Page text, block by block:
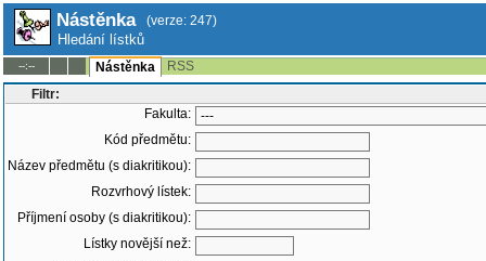
Nástěnka (verze: 247)
Hledání lístků
--:-- Nástěnka
RSS
Filtr:
Fakulta:
Kód předmětu:
Název předmětu (s diakritikou):
Rozvrhový lístek:
Příjmení osoby (s diakritikou):
Lístky novější než: